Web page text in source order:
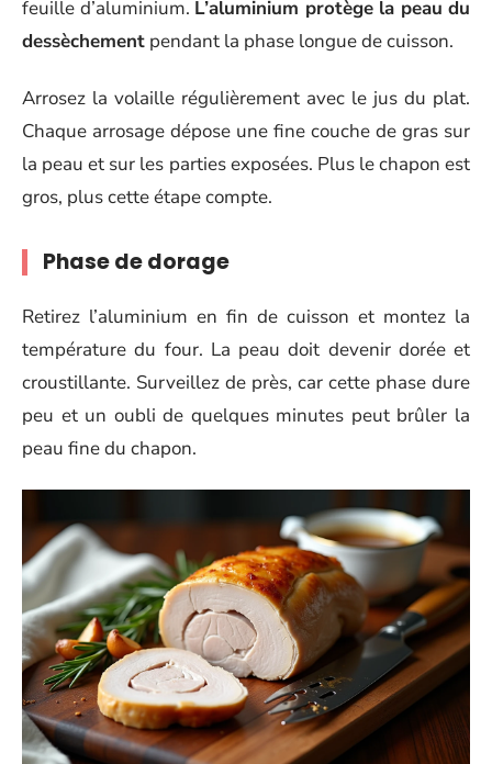
feuille d’aluminium. L’aluminium protège la peau du
dessèchement pendant la phase longue de cuisson.
Arrosez la volaille régulièrement avec le jus du plat.
Chaque arrosage dépose une fine couche de gras sur
la peau et sur les parties exposées. Plus le chapon est
gros, plus cette étape compte.
Phase de dorage
Retirez l’aluminium en fin de cuisson et montez la
température du four. La peau doit devenir dorée et
croustillante. Surveillez de près, car cette phase dure
peu et un oubli de quelques minutes peut brûler la
peau fine du chapon.